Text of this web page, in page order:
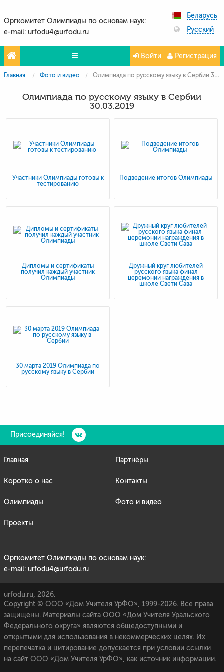
Оргкомитет Олимпиады по основам наук:
e-mail: urfodu4@urfodu.ru
Беларусь
Русский
Олимпиады
Проекты
Войти Регистрация
Главная Фото и видео Олимпиада по русскому языку в Сербии 30.03.2019
Олимпиада по русскому языку в Сербии
30.03.2019
Участники Олимпиады готовы к
тестированию
Подведение итогов Олимпиады
Дипломы и сертификаты
получил каждый участник
Олимпиады
Дружный круг любителей
русского языка финал
церемонии награждения в
школе Свети Сава
30 марта 2019 Олимпиада по
русскому языку в Сербии
Присоединяйся!
Главная
Коротко о нас
Олимпиады
Проекты
Партнёры
Контакты
Фото и видео
Оргкомитет Олимпиады по основам наук:
e-mail: urfodu4@urfodu.ru
urfodu.ru, 2026.
Copyright © ООО «Дом Учителя УрФО», 1999-2026. Все права
защищены. Материалы сайта ООО «Дом Учителя Уральского
Федерального округа» являются общедоступными и
открытыми для использования в некоммерческих целях. Их
перепечатка и цитирование допускается при условии ссылки
на сайт ООО «Дом Учителя УрФО», как источник информации.